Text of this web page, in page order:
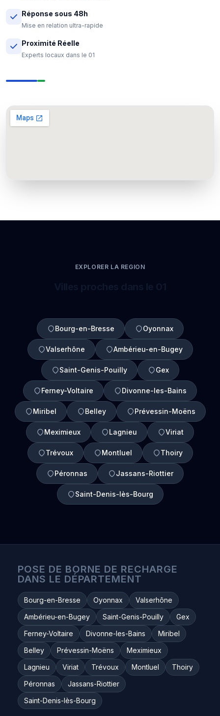
Réponse sous 48h
Mise en relation ultra-rapide
Proximité Réelle
Experts locaux dans le 01
EXPLORER LA REGION
Bourg-en-Bresse Oyonnax
Valserhône Ambérieu-en-Bugey
Saint-Genis-Pouilly Gex
Ferney-Voltaire Divonne-les-Bains
Miribel Belley Prévessin-Moëns
Meximieux Lagnieu Viriat
Trévoux Montluel Thoiry
Péronnas Jassans-Riottier
Saint-Denis-lès-Bourg
POSE DE BORNE DE RECHARGE
DANS LE DÉPARTEMENT
Bourg-en-Bresse Oyonnax
Valserhône
Ambérieu-en-Bugey
Saint-Genis-Pouilly
Gex
Ferney-Voltaire
Divonne-les-Bains
Miribel
Belley
Prévessin-Moëns
Meximieux
Lagnieu
Viriat Trévoux Montluel
Thoiry
Péronnas
Jassans-Riottier
Saint-Denis-lès-Bourg